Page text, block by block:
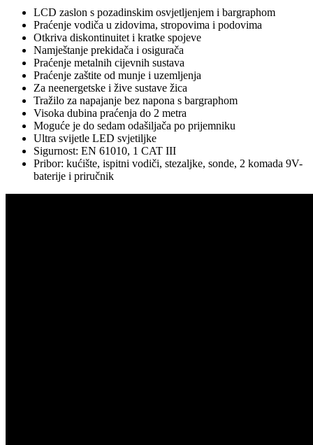
LCD zaslon s pozadinskim osvjetljenjem i bargraphom
Praćenje vodiča u zidovima, stropovima i podovima
Otkriva diskontinuitet i kratke spojeve
Namještanje prekidača i osigurača
Praćenje metalnih cijevnih sustava
Praćenje zaštite od munje i uzemljenja
Za neenergetske i žive sustave žica
Tražilo za napajanje bez napona s bargraphom
Visoka dubina praćenja do 2 metra
Moguće je do sedam odašiljača po prijemniku
Ultra svijetle LED svjetiljke
Sigurnost: EN 61010, 1 CAT III
Pribor: kućište, ispitni vodiči, stezaljke, sonde, 2 komada 9V-
baterije i priručnik